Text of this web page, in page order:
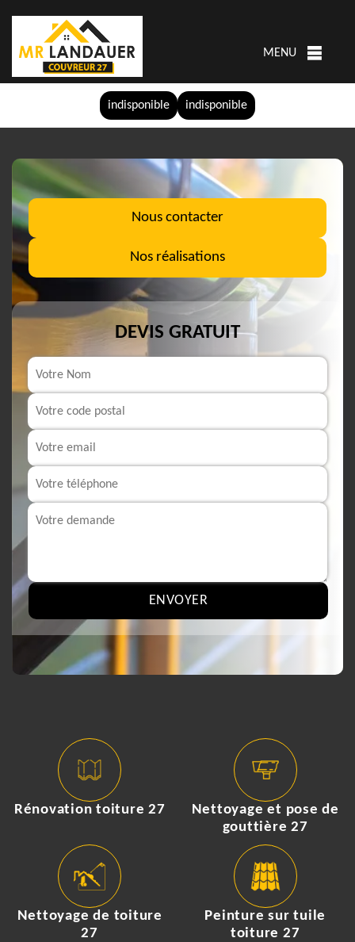
indisponible indisponible
MENU
Nous contacter
Nos réalisations
DEVIS GRATUIT
Rénovation toiture 27
Nettoyage et pose de
gouttière 27
Nettoyage de toiture
27
Peinture sur tuile
toiture 27